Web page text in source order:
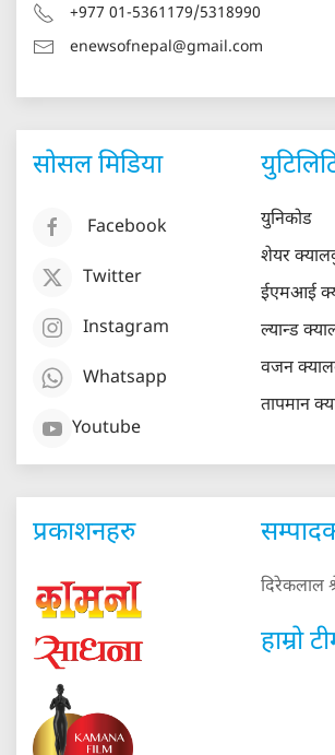
+977 01-5361179/5318990
enewsofnepal@gmail.com
सोसल मिडिया
Facebook
Twitter
Instagram
Whatsapp
Youtube
युनिकोड
शेयर
ईएमआई
ल्यान्ड
वजन
तापमान
प्रकाशनहरु
दिरेकलाल
हाम्रो